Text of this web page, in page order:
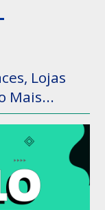
Lojas
Mais...